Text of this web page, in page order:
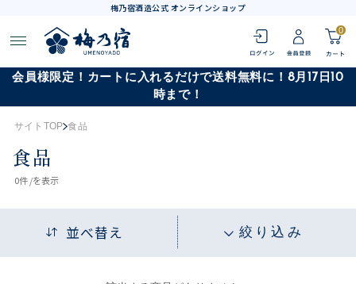
梅乃宿酒造公式 オンラインショップ
0
会員様限定！カートに入れるだけで送料無料に！8月17日10
時まで！
サイトTOP 食品
食品
0件 /を表示
並べ替え 絞り込み